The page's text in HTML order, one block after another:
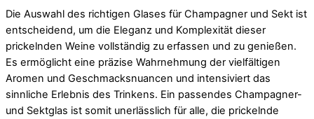
Die Auswahl des richtigen Glases für Champagner und Sekt ist
entscheidend, um die Eleganz und Komplexität dieser
prickelnden Weine vollständig zu erfassen und zu genießen.
Es ermöglicht eine präzise Wahrnehmung der vielfältigen
Aromen und Geschmacksnuancen und intensiviert das
sinnliche Erlebnis des Trinkens. Ein passendes Champagner-
und Sektglas ist somit unerlässlich für alle, die prickelnde